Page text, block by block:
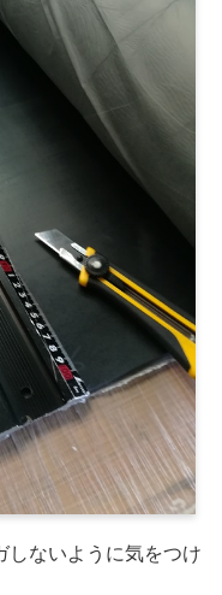
しないように気をつけ